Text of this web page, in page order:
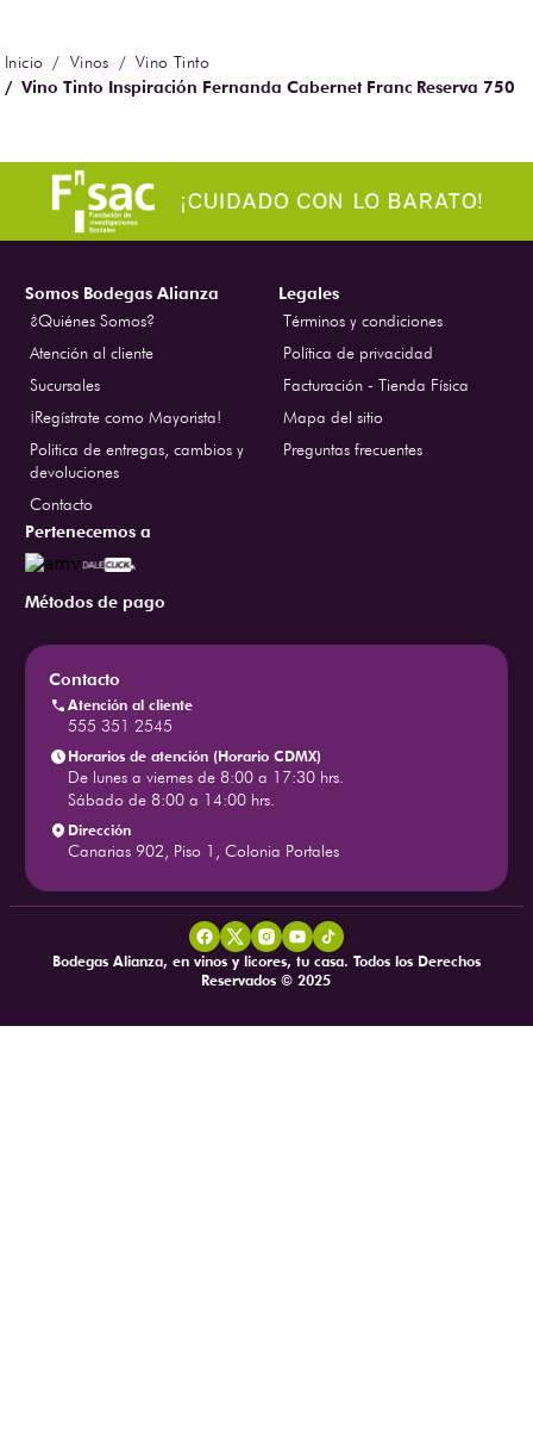
Vinos
Vino Tinto
Vino Tinto Inspiración Fernanda Cabernet Franc Reserva 750
Somos Bodegas Alianza
¿Quiénes Somos?
Atención al cliente
Sucursales
¡Regístrate como Mayorista!
Politica de entregas, cambios y
devoluciones
Contacto
Legales
Términos y condiciones
Política de privacidad
Facturación - Tienda Física
Mapa del sitio
Preguntas frecuentes
Pertenecemos a
Métodos de pago
Contacto
Atención al cliente
555 351 2545
Horarios de atención (Horario CDMX)
De lunes a viernes de 8:00 a 17:30 hrs.
Sábado de 8:00 a 14:00 hrs.
Dirección
Canarias 902, Piso 1, Colonia Portales
Bodegas Alianza, en vinos y licores, tu casa. Todos los Derechos
Reservados © 2025